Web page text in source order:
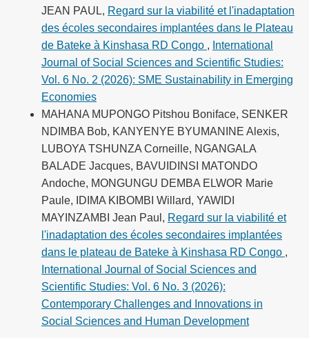
JEAN PAUL, Regard sur la viabilité et l'inadaptation
des écoles secondaires implantées dans le Plateau
de Bateke à Kinshasa RD Congo , International
Journal of Social Sciences and Scientific Studies:
Vol. 6 No. 2 (2026): SME Sustainability in Emerging
Economies
MAHANA MUPONGO Pitshou Boniface, SENKER
NDIMBA Bob, KANYENYE BYUMANINE Alexis,
LUBOYA TSHUNZA Corneille, NGANGALA
BALADE Jacques, BAVUIDINSI MATONDO
Andoche, MONGUNGU DEMBA ELWOR Marie
Paule, IDIMA KIBOMBI Willard, YAWIDI
MAYINZAMBI Jean Paul, Regard sur la viabilité et
l'inadaptation des écoles secondaires implantées
dans le plateau de Bateke à Kinshasa RD Congo ,
International Journal of Social Sciences and
Scientific Studies: Vol. 6 No. 3 (2026):
Contemporary Challenges and Innovations in
Social Sciences and Human Development